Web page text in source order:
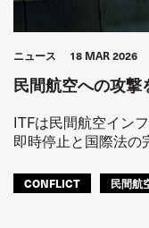
ニュース 18 MAR 2026
民間航空への攻撃
ITFは民間航空イン
即時停止と国際法の
CONFLICT 民間航